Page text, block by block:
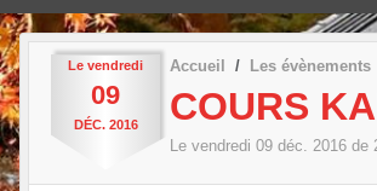
Le vendredi
09
DÉC. 2016
Accueil Les évènements
COURS
Le vendredi 09 déc. 2016 de